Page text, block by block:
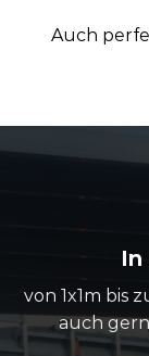
Auch
In
von 1x1m bis
auch